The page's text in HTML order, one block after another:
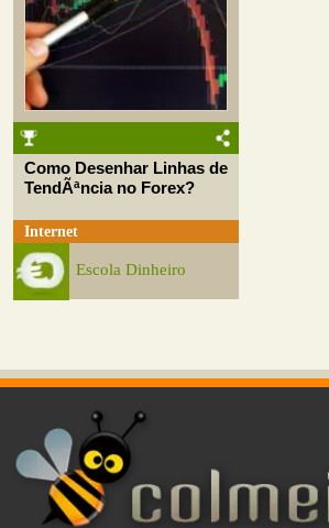
Como Desenhar Linhas de
TendÃªncia no Forex?
Internet
Escola Dinheiro